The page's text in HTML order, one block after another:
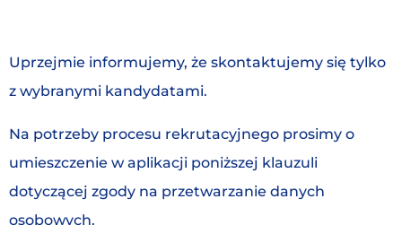
Uprzejmie informujemy, że skontaktujemy się tylko
z wybranymi kandydatami.
Na potrzeby procesu rekrutacyjnego prosimy o
umieszczenie w aplikacji poniższej klauzuli
dotyczącej zgody na przetwarzanie danych
osobowych.